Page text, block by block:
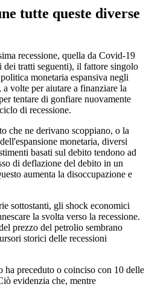
tutte queste diverse
recessione, quella da Covid-19
dei tratti seguenti), il fattore singolo
monetaria espansiva negli
volte per aiutare a finanziare la
tentare di gonfiare nuovamente
di recessione.
che ne derivano scoppiano, o la
monetaria, diversi
basati sul debito tendono ad
di deflazione del debito in un
aumenta la disoccupazione e
sottostanti, gli shock economici
la svolta verso la recessione.
prezzo del petrolio sembrano
storici delle recessioni
preceduto o coinciso con 10 delle
evidenzia che, mentre